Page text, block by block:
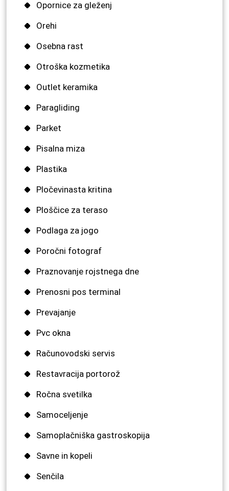
Opornice za gleženj
Orehi
Osebna rast
Otroška kozmetika
Outlet keramika
Paragliding
Parket
Pisalna miza
Plastika
Pločevinasta kritina
Ploščice za teraso
Podlaga za jogo
Poročni fotograf
Praznovanje rojstnega dne
Prenosni pos terminal
Prevajanje
Pvc okna
Računovodski servis
Restavracija portorož
Ročna svetilka
Samoceljenje
Samoplačniška gastroskopija
Savne in kopeli
Senčila